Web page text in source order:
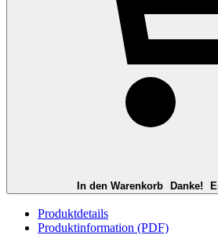
In den Warenkorb Danke!
Produktdetails
Produktinformation (PDF)